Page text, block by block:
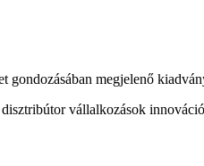
megjelenő
vállalkozások